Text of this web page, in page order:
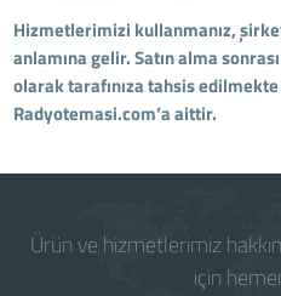
Hizmetlerimizi kullanmanız,
anlamına gelir. Satın alma
olarak tarafınıza tahsis
Radyotemasi.com’a aittir.
Ürün ve hizmetlerimiz
için